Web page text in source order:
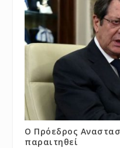
Ο Πρόεδρος
παραιτηθεί